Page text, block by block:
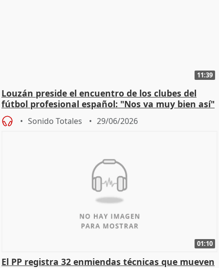
11:39
Louzán preside el encuentro de los clubes del
fútbol profesional español: "Nos va muy bien así"
Sonido Totales 29/06/2026
01:10
El PP registra 32 enmiendas técnicas que mueven